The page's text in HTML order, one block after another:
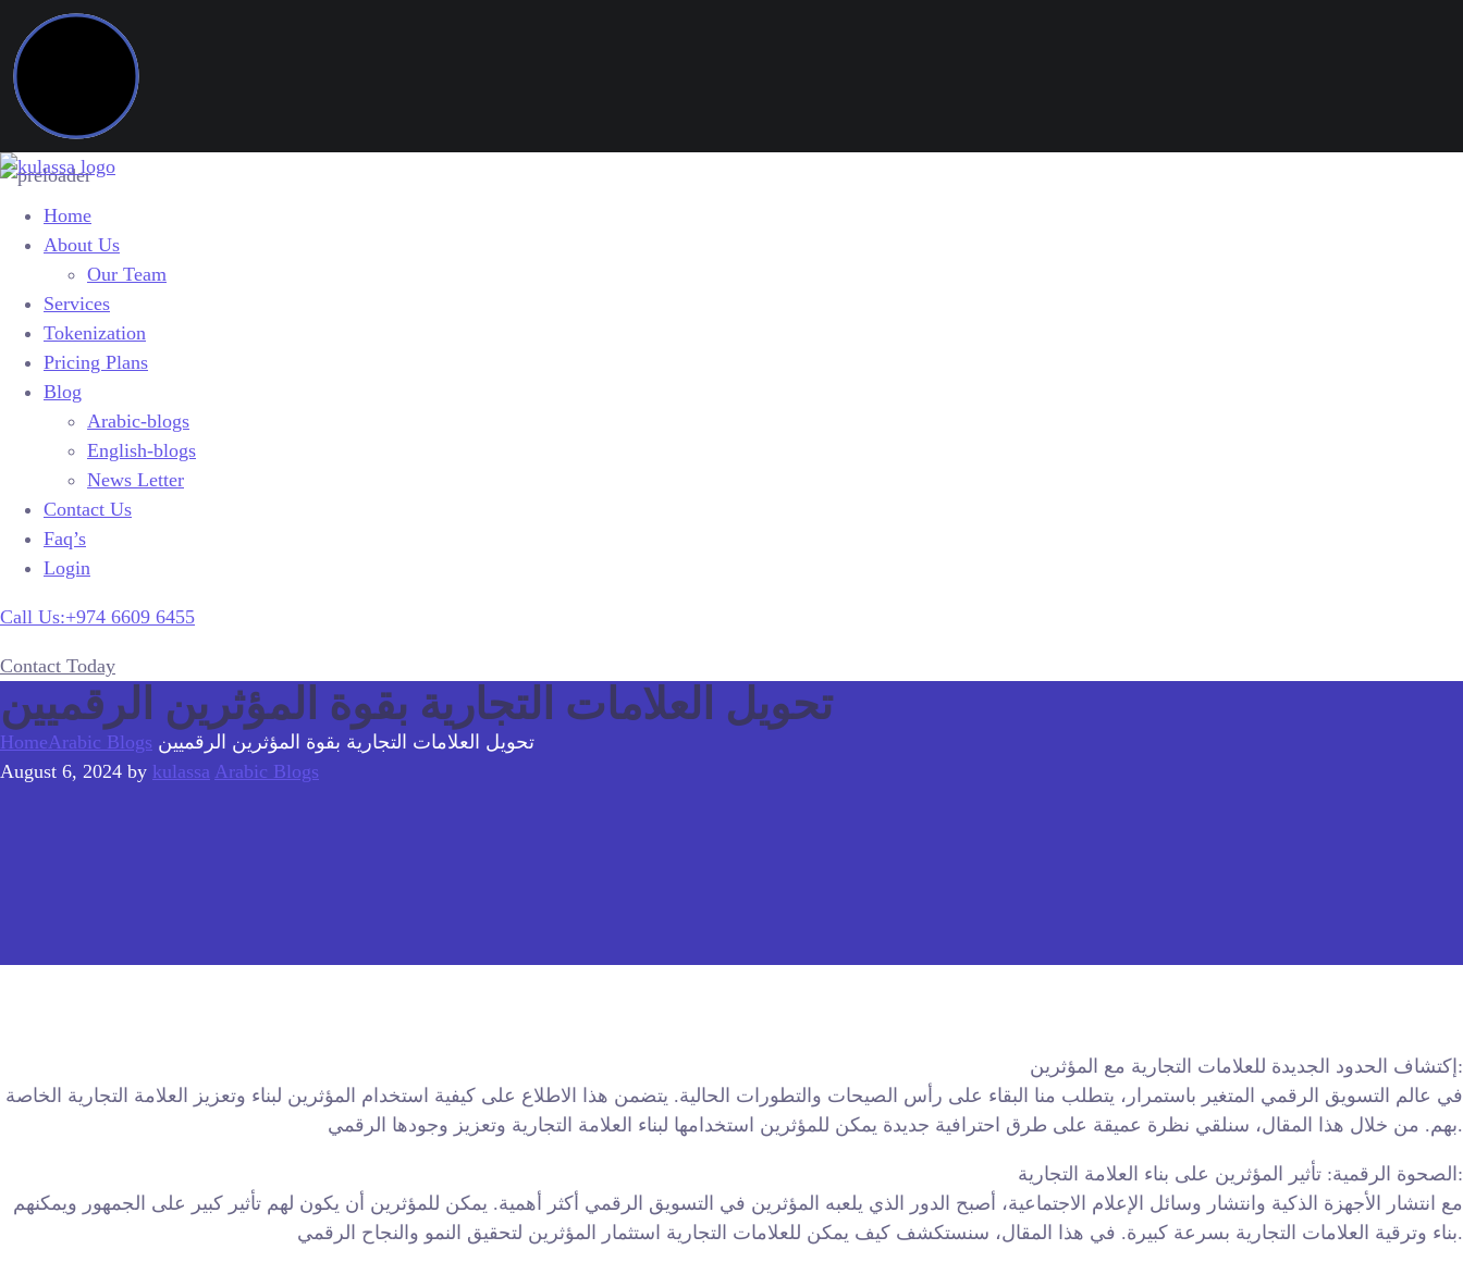
Home
About Us
Our Team
Services
Tokenization
Pricing Plans
Blog
Arabic-blogs
English-blogs
News Letter
Contact Us
Faq’s
Login
Call Us:+974 6609 6455
Contact Today
تحويل العلامات التجارية بقوة المؤثرين الرقميين
HomeArabic Blogs تحويل العلامات التجارية بقوة المؤثرين الرقميين
August 6, 2024 by kulassa Arabic Blogs
إكتشاف الحدود الجديدة للعلامات التجارية مع المؤثرين:
في عالم التسويق الرقمي المتغير باستمرار، يتطلب منا البقاء على رأس الصيحات والتطورات الحالية. يتضمن هذا الاطلاع على كيفية استخدام المؤثرين لبناء وتعزيز العلامة التجارية الخاصة
بهم. من خلال هذا المقال، سنلقي نظرة عميقة على طرق احترافية جديدة يمكن للمؤثرين استخدامها لبناء العلامة التجارية وتعزيز وجودها الرقمي.
الصحوة الرقمية: تأثير المؤثرين على بناء العلامة التجارية:
مع انتشار الأجهزة الذكية وانتشار وسائل الإعلام الاجتماعية، أصبح الدور الذي يلعبه المؤثرين في التسويق الرقمي أكثر أهمية. يمكن للمؤثرين أن يكون لهم تأثير كبير على الجمهور ويمكنهم
بناء وترقية العلامات التجارية بسرعة كبيرة. في هذا المقال، سنستكشف كيف يمكن للعلامات التجارية استثمار المؤثرين لتحقيق النمو والنجاح الرقمي.